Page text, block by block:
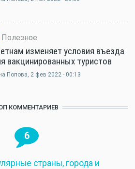
Полезное
изменяет условия въезда
вакцинированных туристов
Попова, 2 фев 2022 - 00:13
КОММЕНТАРИЕВ
6
страны, города и